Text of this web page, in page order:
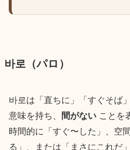
바로（パロ）
바로は「直ちに」「すぐそば
意味を持ち、
間がないことを
時間的に「すぐ〜した」、空
る」、または「まさにこれだ